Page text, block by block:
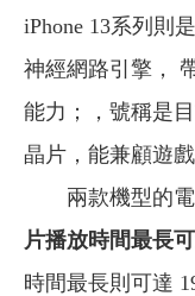
iPhone 13系列則
神經網路引擎，
能力；，號稱是目
晶片，能兼顧遊
兩款機型的電
片播放時間最長
時間最長則可達